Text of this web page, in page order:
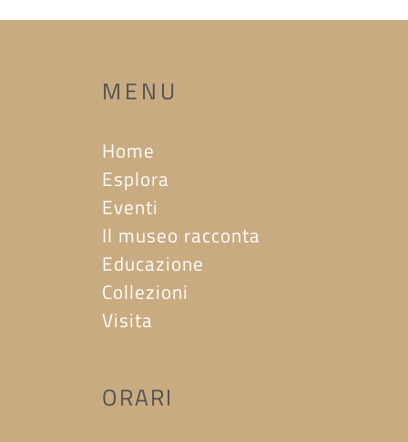
MENU
Home
Esplora
Eventi
Il museo racconta
Educazione
Collezioni
Visita
ORARI